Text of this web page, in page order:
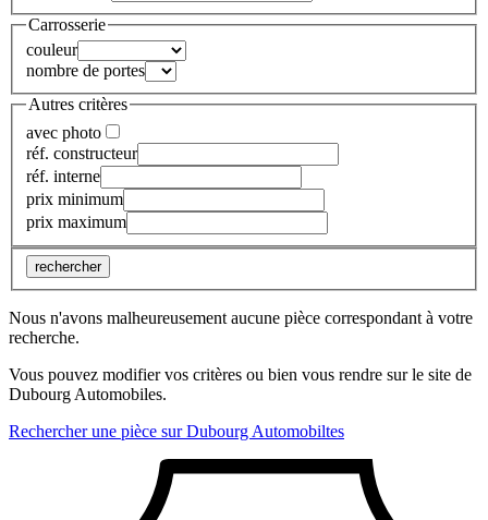
Carrosserie
couleur
nombre de portes
Autres critères
avec photo
réf. constructeur
réf. interne
prix minimum
prix maximum
rechercher
Nous n'avons malheureusement aucune pièce correspondant à votre
recherche.
Vous pouvez modifier vos critères ou bien vous rendre sur le site de
Dubourg Automobiles.
Rechercher une pièce sur Dubourg Automobiltes